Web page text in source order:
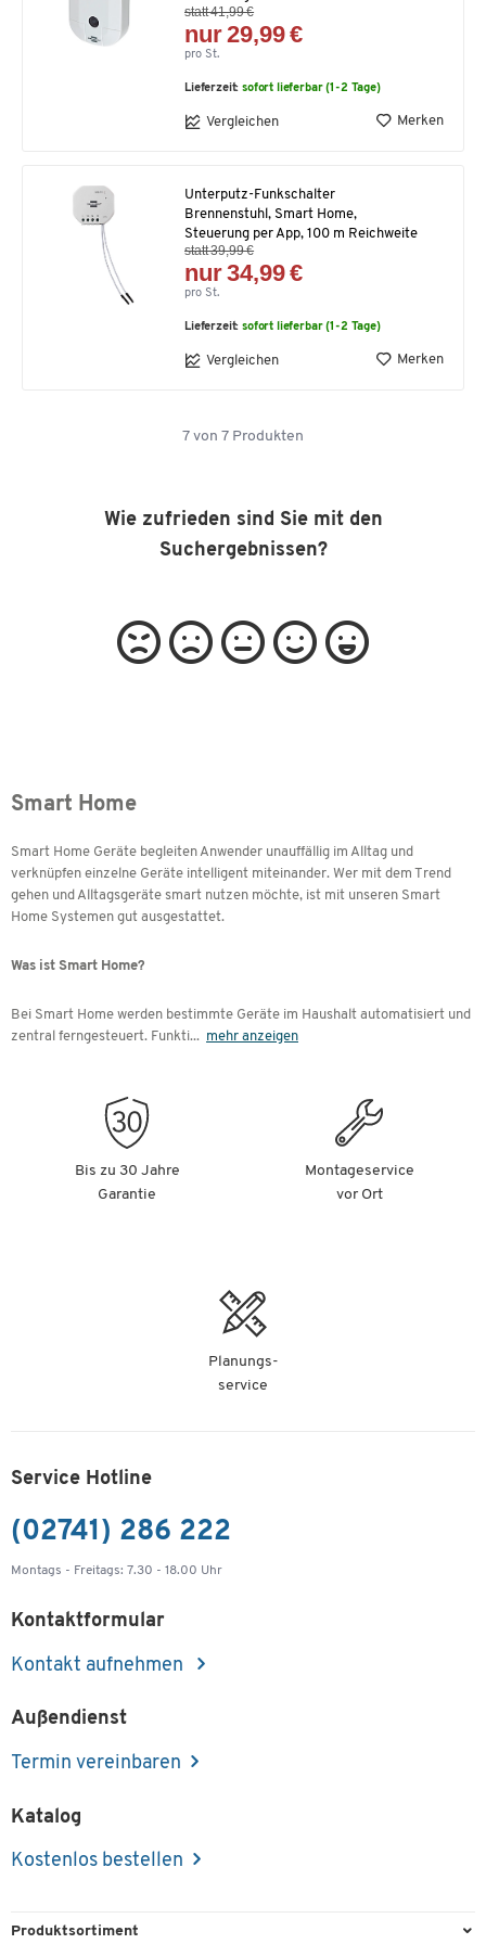
statt 41,99 €
nur 29,99 €
pro St.
Lieferzeit:sofort lieferbar (1-2 Tage)
Vergleichen Merken
Unterputz-Funkschalter
Brennenstuhl, Smart Home,
Steuerung per App, 100 m Reichweite
statt 39,99 €
nur 34,99 €
pro St.
Lieferzeit:sofort lieferbar (1-2 Tage)
Vergleichen Merken
7 von 7 Produkten
Wie zufrieden sind Sie mit den
Suchergebnissen?
Smart Home
Smart Home Geräte begleiten Anwender unauffällig im Alltag und
verknüpfen einzelne Geräte intelligent miteinander. Wer mit dem Trend
gehen und Alltagsgeräte smart nutzen möchte, ist mit unseren Smart
Home Systemen gut ausgestattet.
Was ist Smart Home?
Bei Smart Home werden bestimmte Geräte im Haushalt automatisiert und
zentral ferngesteuert. Funkti... mehr anzeigen
Bis zu 30 Jahre
Garantie
Montageservice
vor Ort
Planungs-
service
Service Hotline
(02741) 286 222
Montags - Freitags: 7.30 - 18.00 Uhr
Kontaktformular
Kontakt aufnehmen
Außendienst
Termin vereinbaren
Katalog
Kostenlos bestellen
Produktsortiment